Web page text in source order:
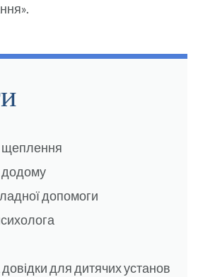
щеплення
додому
допомоги
для дитячих установ